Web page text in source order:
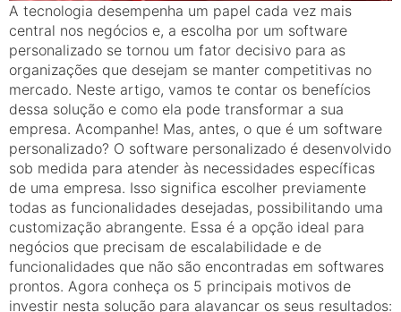
A tecnologia desempenha um papel cada vez mais
central nos negócios e, a escolha por um software
personalizado se tornou um fator decisivo para as
organizações que desejam se manter competitivas no
mercado. Neste artigo, vamos te contar os benefícios
dessa solução e como ela pode transformar a sua
empresa. Acompanhe! Mas, antes, o que é um software
personalizado? O software personalizado é desenvolvido
sob medida para atender às necessidades específicas
de uma empresa. Isso significa escolher previamente
todas as funcionalidades desejadas, possibilitando uma
customização abrangente. Essa é a opção ideal para
negócios que precisam de escalabilidade e de
funcionalidades que não são encontradas em softwares
prontos. Agora conheça os 5 principais motivos de
investir nesta solução para alavancar os seus resultados: